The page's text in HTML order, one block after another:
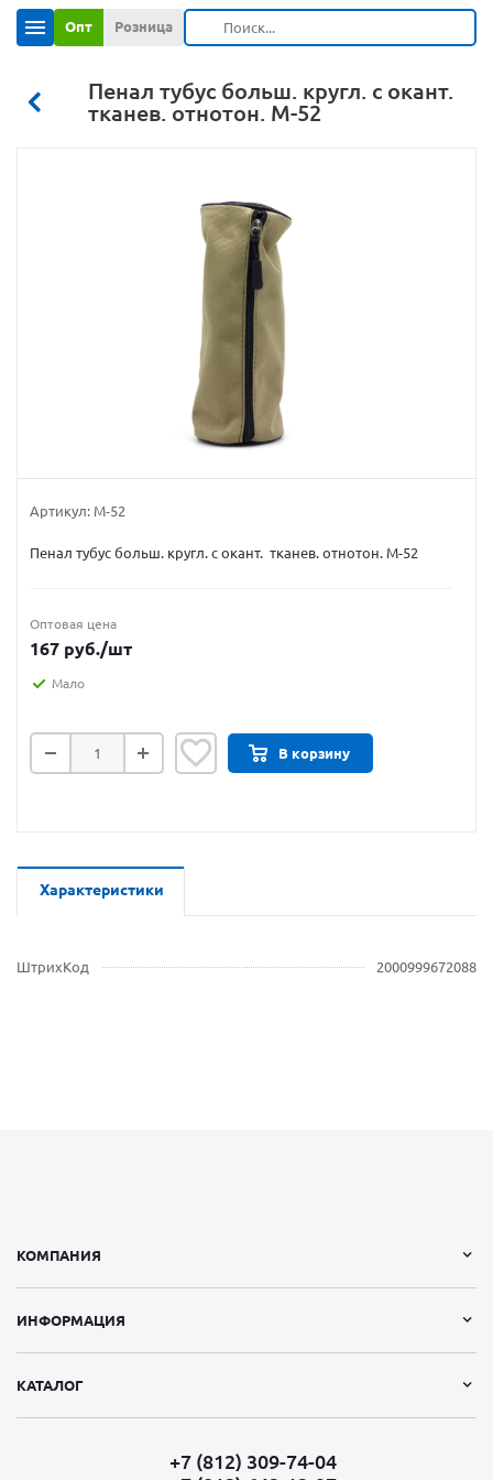
Опт Розница
Пенал тубус больш. кругл. с окант.
тканев. отнотон. М-52
Артикул: М-52
Пенал тубус больш. кругл. с окант. тканев. отнотон. М-52
Оптовая цена
167 руб./шт
Мало
В корзину
Характеристики
ШтрихКод 2000999672088
КОМПАНИЯ
ИНФОРМАЦИЯ
КАТАЛОГ
+7 (812) 309-74-04